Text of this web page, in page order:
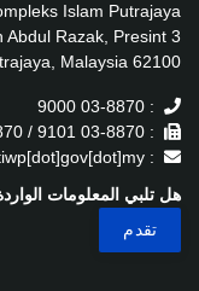
Islam Putrajaya
Abdul Razak, Presint 3
62100 Putrajaya, Malaysia.
: 03-8870 9000
: 03-8870 9101 / 03-8870 9102
: ukk[at]muftiwp[dot]gov[dot]my
هل تلبي المعلومات